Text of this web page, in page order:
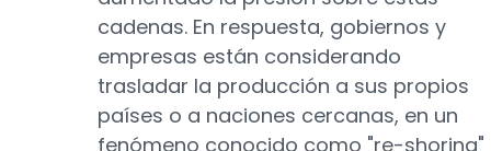
cadenas. En respuesta, gobiernos y
empresas están considerando
trasladar la producción a sus propios
países o a naciones cercanas, en un
fenómeno conocido como "re-shoring"